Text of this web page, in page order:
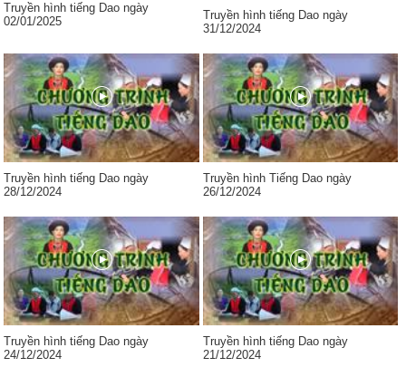
Truyền hình tiếng Dao ngày
02/01/2025
Truyền hình tiếng Dao ngày
31/12/2024
Truyền hình tiếng Dao ngày
28/12/2024
Truyền hình Tiếng Dao ngày
26/12/2024
Truyền hình tiếng Dao ngày
24/12/2024
Truyền hình tiếng Dao ngày
21/12/2024